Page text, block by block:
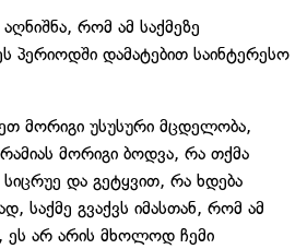
რომ ამ საქმეზე
პერიოდში დამატებით საინტერესო
მორიგი უსუსური მცდელობა,
მორიგი ბოდვა, რა თქმა
და გეტყვით, რა ხდება
საქმე გვაქვს იმასთან, რომ ამ
ეს არ არის მხოლოდ ჩემი